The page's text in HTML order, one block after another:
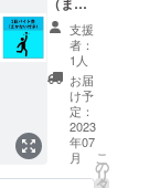
期限は
2023年
9月3日
まで
記載し
たいお
名前を
記入し
てくだ
さい ＊
2023年
8月頃発
送予定
ない付
き） 私
たちと
一緒に
海の家
働きま
しょ
う！楽
しい1日
なるこ
支援
者：
1人
お届
け予
定：
2023
年07
月
こ
の
リ